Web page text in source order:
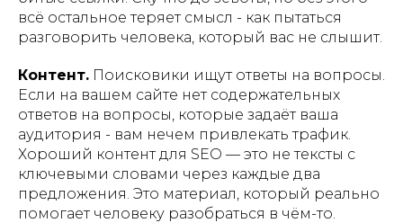
всё остальное теряет смысл - как пытаться
разговорить человека, который вас не слышит.
Контент. Поисковики ищут ответы на вопросы.
Если на вашем сайте нет содержательных
ответов на вопросы, которые задаёт ваша
аудитория - вам нечем привлекать трафик.
Хороший контент для SEO — это не тексты с
ключевыми словами через каждые два
предложения. Это материал, который реально
помогает человеку разобраться в чём-то.